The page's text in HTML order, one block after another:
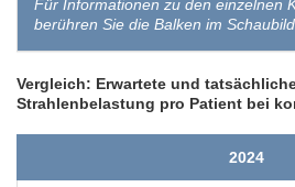
Für Informationen zu den einzelnen
berühren Sie die Balken im Schaubild
Vergleich: Erwartete und
Strahlenbelastung pro Patient bei
2024